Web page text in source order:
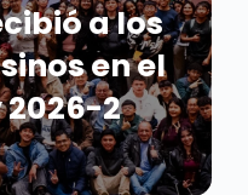
a los
en el
2